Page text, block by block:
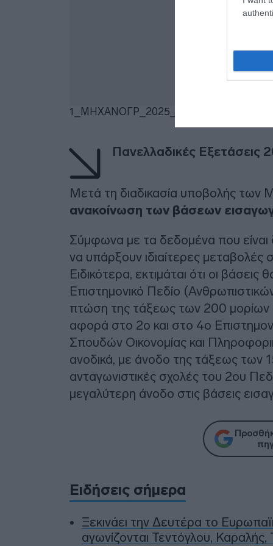
1_ΜΗΧΑΝΟΓΡ_2025_90
Πανελλαδικές
Μετά τη διαδικασία υποβολής των
ανακοίνωση των βάσεων
Σύμφωνα με τα δεδομένα που είναι
να υπάρξουν ιδιαίτερες
Ειδικότερα, εκτιμάται ότι οι
Επιστημονικό Πεδίο
πτώση της τάξεως των 200 μορίων
αφορά στο 2ο και στο 4ο
Σπουδών Οικονομίας και
ανοδικά, με άνοδο της τάξεως των
ανταγωνιστικές σχολές του 2ου
μεγαλύτερη άνοδο στις βάσεις
Ειδήσεις σήμερα
Ξεκινάει την Δευτέρα το
αγωνίζονται Τεντόγλου, Καραλής,